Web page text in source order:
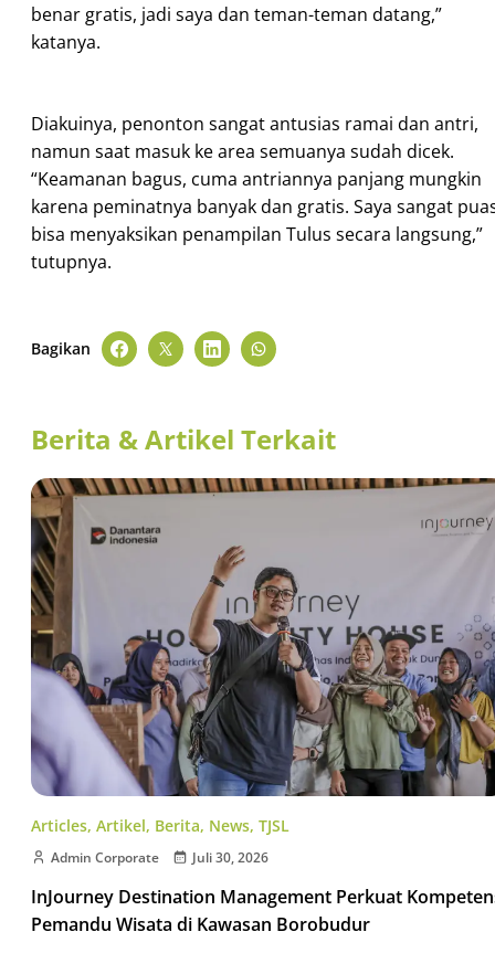
benar gratis, jadi saya dan teman-teman datang,”
katanya.
Diakuinya, penonton sangat antusias ramai dan antri,
namun saat masuk ke area semuanya sudah dicek.
“Keamanan bagus, cuma antriannya panjang mungkin
karena peminatnya banyak dan gratis. Saya sangat
bisa menyaksikan penampilan Tulus secara langsung,”
tutupnya.
Bagikan
Berita & Artikel Terkait
Articles, Artikel, Berita, News, TJSL
Admin Corporate Juli 30, 2026
InJourney Destination Management Perkuat
Pemandu Wisata di Kawasan Borobudur